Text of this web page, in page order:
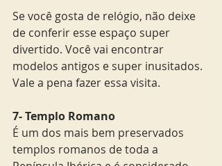
Se você gosta de relógio, não deixe
de conferir esse espaço super
divertido. Você vai encontrar
modelos antigos e super inusitados.
Vale a pena fazer essa visita.
7- Templo Romano
É um dos mais bem preservados
templos romanos de toda a